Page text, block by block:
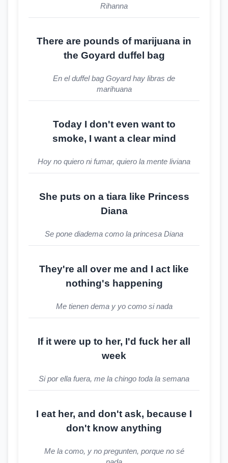
Rihanna
There are pounds of marijuana in
the Goyard duffel bag
En el duffel bag Goyard hay libras de
marihuana
Today I don't even want to
smoke, I want a clear mind
Hoy no quiero ni fumar, quiero la mente liviana
She puts on a tiara like Princess
Diana
Se pone diadema como la princesa Diana
They're all over me and I act like
nothing's happening
Me tienen dema y yo como si nada
If it were up to her, I'd fuck her all
week
Si por ella fuera, me la chingo toda la semana
I eat her, and don't ask, because I
don't know anything
Me la como, y no pregunten, porque no sé